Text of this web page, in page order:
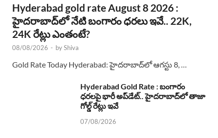
Hyderabad gold rate August 8 2026 :
హైదరాబాద్‌లో నేటి బంగారం ధరలు ఇవే.. 22K,
24K రేట్లు ఎంతంటే?
08/08/2026 - byShiva
Gold Rate Today Hyderabad: హైదరాబాద్‌లో ఆగస్టు 8, …
Hyderabad Gold Rate : బంగారం
ధరలపై భారీ అప్‌డేట్.. హైదరాబాద్‌లో తాజా
గోల్డ్ రేట్లు ఇవే
07/08/2026